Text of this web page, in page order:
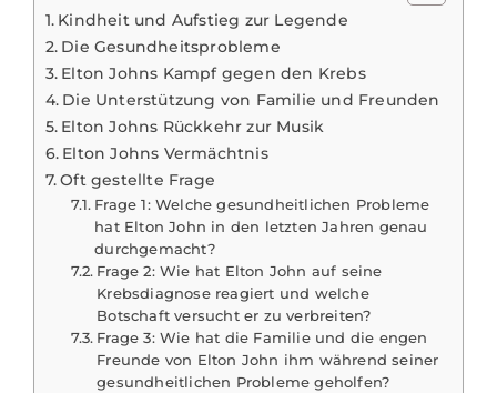
Kindheit und Aufstieg zur Legende
Die Gesundheitsprobleme
Elton Johns Kampf gegen den Krebs
Die Unterstützung von Familie und Freunden
Elton Johns Rückkehr zur Musik
Elton Johns Vermächtnis
Oft gestellte Frage
Frage 1: Welche gesundheitlichen Probleme
hat Elton John in den letzten Jahren genau
durchgemacht?
Frage 2: Wie hat Elton John auf seine
Krebsdiagnose reagiert und welche
Botschaft versucht er zu verbreiten?
Frage 3: Wie hat die Familie und die engen
Freunde von Elton John ihm während seiner
gesundheitlichen Probleme geholfen?